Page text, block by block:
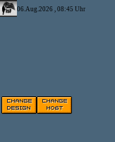
06.Aug.2026 , 08:45 Uhr